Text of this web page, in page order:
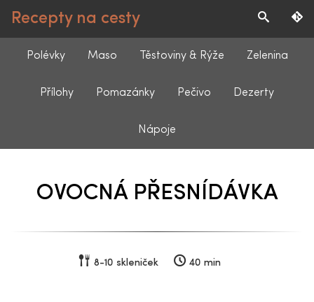
Recepty na cesty
Polévky Maso Těstoviny & Rýže Zelenina
Přílohy Pomazánky Pečivo Dezerty
Nápoje
OVOCNÁ PŘESNÍDÁVKA
8-10 skleniček 40 min